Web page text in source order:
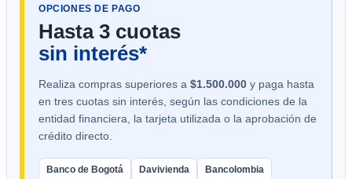
OPCIONES DE PAGO
Hasta 3 cuotas
sin interés*
Realiza compras superiores a $1.500.000 y paga hasta
en tres cuotas sin interés, según las condiciones de la
entidad financiera, la tarjeta utilizada o la aprobación de
crédito directo.
Banco de Bogotá Davivienda Bancolombia